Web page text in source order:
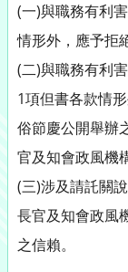
(一)與職務有利
情形外，應予拒
(二)與職務有利
1項但書各款情
俗節慶公開舉辦
官及知會政風機
(三)涉及請託關
長官及知會政風
之信賴。